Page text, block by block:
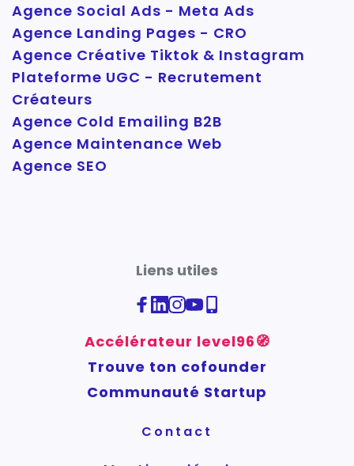
Agence Social Ads - Meta Ads
Agence Landing Pages - CRO
Agence Créative Tiktok & Instagram
Plateforme UGC - Recrutement
Créateurs
Agence Cold Emailing B2B
Agence Maintenance Web
Agence SEO
Liens utiles
Accélérateur level96🧭
Trouve ton cofounder
Communauté Startup
Contact